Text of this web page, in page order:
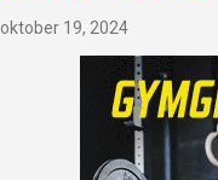
oktober 19, 2024